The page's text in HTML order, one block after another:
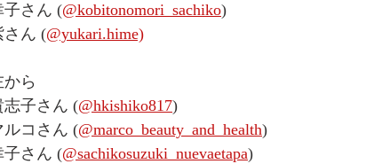
子さん (@kobitonomori_sachiko)
さん (@yukari.hime)
ら
志子さん (@hkishiko817)
ルコさん (@marco_beauty_and_health)
子さん (@sachikosuzuki_nuevaetapa)